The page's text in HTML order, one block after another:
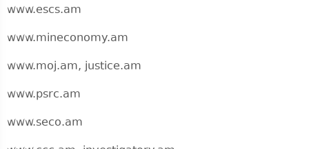
www.escs.am
www.mineconomy.am
www.moj.am, justice.am
www.psrc.am
www.seco.am